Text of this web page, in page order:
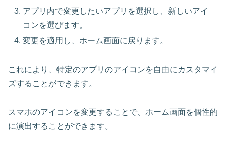
アプリ内で変更したいアプリを選択し、新しいアイ
コンを選びます。
変更を適用し、ホーム画面に戻ります。
これにより、特定のアプリのアイコンを自由にカスタマイ
ズすることができます。
スマホのアイコンを変更することで、ホーム画面を個性的
に演出することができます。